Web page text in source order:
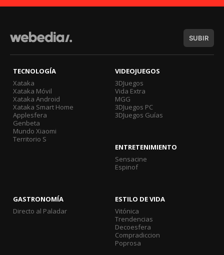
SUBIR
TECNOLOGÍA
Xataka
Xataka Móvil
Xataka Android
Xataka Smart Home
Applesfera
Genbeta
Mundo Xiaomi
Territorio S
VIDEOJUEGOS
3DJuegos
Vida Extra
MGG
3DJuegos PC
3DJuegos Guías
ENTRETENIMIENTO
Sensacine
Espinof
GASTRONOMÍA
Directo al Paladar
ESTILO DE VIDA
Vitónica
Trendencias
Decoesfera
Compradiccion
Poprosa